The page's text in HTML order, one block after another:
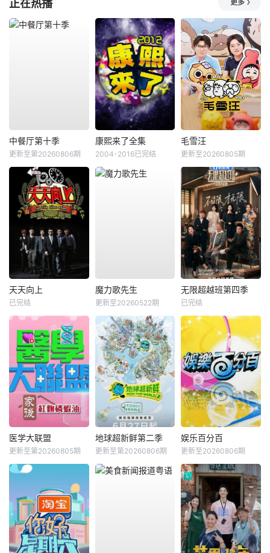
正在热播 更多
中餐厅第十季
更新至第20260806期
康熙来了全集
2004-2016已完结
毛雪汪
更新至20260805期
天天向上
已完结
魔力歌先生
更新至20260522期
无限超越班第四季
已完结
医学大联盟
更新至第20260805期
地球超新鲜第二季
更新至第20260806期
娱乐百分百
更新至20260806期